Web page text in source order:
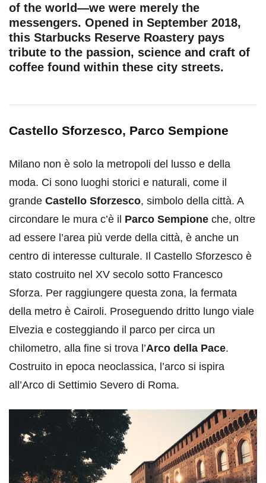
of the world—we were merely the
messengers. Opened in September 2018,
this Starbucks Reserve Roastery pays
tribute to the passion, science and craft of
coffee found within these city streets.
Castello Sforzesco, Parco Sempione
Milano non è solo la metropoli del lusso e della
moda. Ci sono luoghi storici e naturali, come il
grande Castello Sforzesco, simbolo della città. A
circondare le mura c’è il Parco Sempione che, oltre
ad essere l’area più verde della città, è anche un
centro di interesse culturale. Il Castello Sforzesco è
stato costruito nel XV secolo sotto Francesco
Sforza. Per raggiungere questa zona, la fermata
della metro è Cairoli. Proseguendo dritto lungo viale
Elvezia e costeggiando il parco per circa un
chilometro, alla fine si trova l’Arco della Pace.
Costruito in epoca neoclassica, l’arco si ispira
all’Arco di Settimio Severo di Roma.